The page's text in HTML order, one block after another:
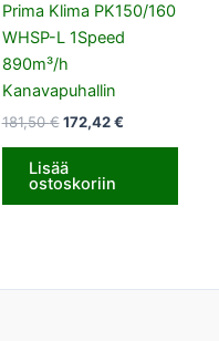
Prima Klima PK150/160
WHSP-L 1Speed
890m³/h
Kanavapuhallin
181,50€ 172,42€
Lisää
ostoskoriin